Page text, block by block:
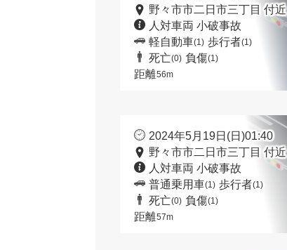
野々市市二日市三丁目 付近
人対車両 小破事故
軽自動車(1) 歩行者(1)
死亡(0) 負傷(1)
距離56m
2024年5月19日(日)01:40
野々市市二日市三丁目 付近
人対車両 小破事故
普通乗用車(1) 歩行者(1)
死亡(0) 負傷(1)
距離57m